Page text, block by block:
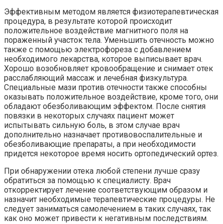
Эффективным методом является физиотерапевтическая
процедура, в результате которой происходит
положительное воздействие магнитного поля на
пораженный участок тела. Уменьшить отечность можно
также с помощью электрофореза с добавлением
необходимого лекарства, которое выписывает врач.
Хорошо возобновляет кровообращение и снимает отек
расслабляющий массаж и лечебная физкультура.
Специальные мази против отечности также способны
оказывать положительное воздействие, кроме того, они
обладают обезболивающим эффектом. После снятия
повязки в некоторых случаях пациент может
испытывать сильную боль, в этом случае врач
дополнительно назначает противовоспалительные и
обезболивающие препараты, а при необходимости
придется некоторое время носить ортопедический ортез.
При обнаружении отека любой степени лучше сразу
обратиться за помощью к специалисту. Врач
откорректирует лечение соответствующим образом и
назначит необходимые терапевтические процедуры. Не
следует заниматься самолечением в таких случаях, так
как оно может привести к негативным последствиям.